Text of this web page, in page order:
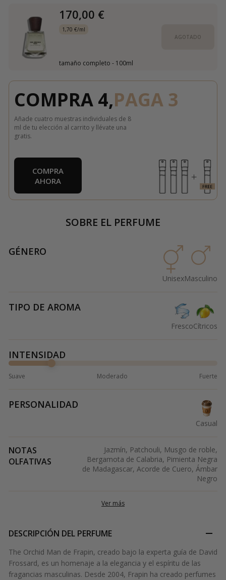
170,00 €
1,70 €/ml
tamaño completo - 100ml
AGOTADO
COMPRA 4,PAGA 3
Añade cuatro muestras individuales de 8
ml de tu elección al carrito y llévate una
gratis.
COMPRA
AHORA
SOBRE EL PERFUME
GÉNERO
UnisexMasculino
TIPO DE AROMA
FrescoCítricos
INTENSIDAD
Suave Moderado Fuerte
PERSONALIDAD
Casual
NOTAS
OLFATIVAS
Jazmín, Patchouli, Musgo de roble,
Bergamota de Calabria, Pimienta Negra
de Madagascar, Acorde de Cuero, Ámbar
Negro
Ver más
DESCRIPCIÓN DEL PERFUME
The Orchid Man de Frapin, creado bajo la experta guía de David
Frossard, es un homenaje a la elegancia y el espíritu de las
fragancias masculinas. Desde 2004, Frapin ha creado perfumes